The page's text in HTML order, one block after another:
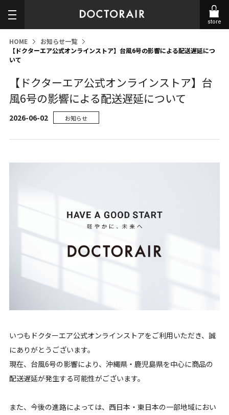
store
HOME
お知らせ一覧
【ドクターエア公式オンラインストア】台風6号の影響による配送遅延につ
いて
【ドクターエア公式オンラインストア】台
風6号の影響による配送遅延について
2026-06-02 お知らせ
いつもドクターエア公式オンラインストアをご利用いただき、誠
にありがとうございます。
現在、台風6号の影響により、沖縄県・鹿児島県を中心に商品の
配送遅延が発生する可能性がございます。
また、今後の進路によっては、西日本・東日本の一部地域におい